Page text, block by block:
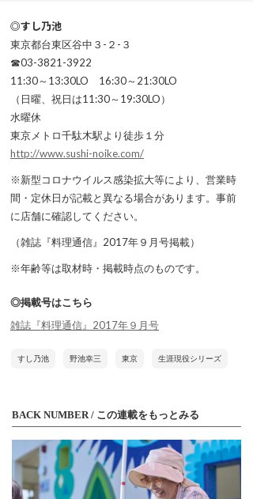
◎すし乃池
東京都台東区谷中３-２-３
☎03-3821-3922
11:30～13:30LO 16:30～21:30LO
（日曜、祝日は11:30～19:30LO）
水曜休
東京メトロ千駄木駅より徒歩１分
http://www.sushi-noike.com/
※新型コロナウイルス感染拡大等により、営業時
間・定休日が記載と異なる場合があります。事前
に店舗に確認してください。
（雑誌『料理通信』2017年９月号掲載）
※年齢等は取材時・掲載時点のものです。
◎掲載号はこちら
雑誌『料理通信』2017年９月号
すし乃池 野池幸三 東京 生涯現役シリーズ
BACK NUMBER / この連載をもっとみる